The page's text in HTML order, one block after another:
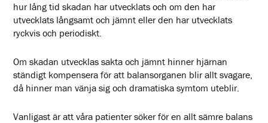
hur lång tid skadan har utvecklats och om den har
utvecklats långsamt och jämnt eller den har utvecklats
ryckvis och periodiskt.
Om skadan utvecklas sakta och jämnt hinner hjärnan
ständigt kompensera för att balansorganen blir allt svagare,
då hinner man vänja sig och dramatiska symtom uteblir.
Vanligast är att våra patienter söker för en allt sämre balans